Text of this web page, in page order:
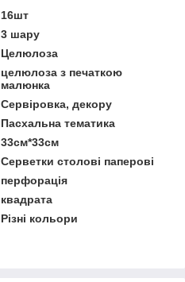
16шт
3 шару
Целюлоза
целюлоза з печаткою
малюнка
Сервіровка, декору
Пасхальна тематика
33см*33см
Серветки столові паперові
перфорація
квадрата
Різні кольори